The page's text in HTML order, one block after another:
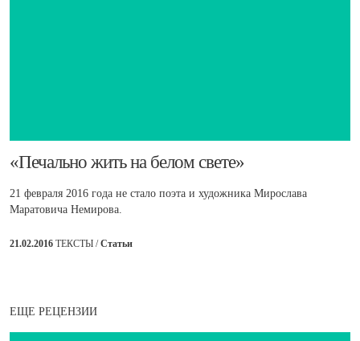
​«Печально жить на белом свете»
21 февраля 2016 года не стало поэта и художника Мирослава
Маратовича Немирова.
21.02.2016 ТЕКСТЫ /Статьи
ЕЩЕ РЕЦЕНЗИИ